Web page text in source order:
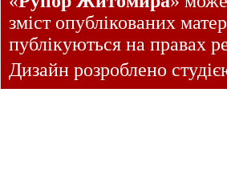
зміст опублікованих
публікуються на правах
Дизайн розроблено